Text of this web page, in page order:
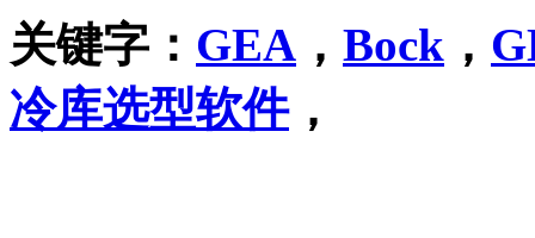
关键字： GEA ， Bock ，
冷库选型软件，